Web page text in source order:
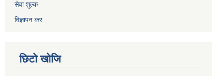
सेवा शुल्क
विज्ञापन कर
छिटो खोजि